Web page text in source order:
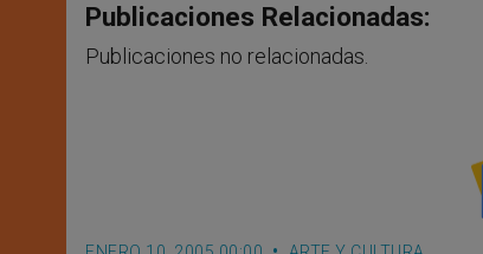
Publicaciones Relacionadas:
Publicaciones no relacionadas.